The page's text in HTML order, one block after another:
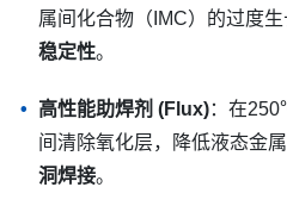
属间化合物（IMC）的过度
稳定性。
高性能助焊剂 (Flux)：在
间清除氧化层，降低液态金
洞焊接。